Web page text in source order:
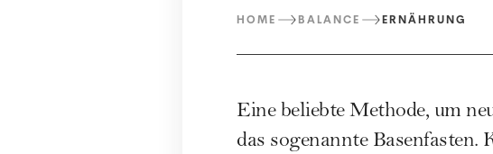
HOME BALANCE ERNÄHRUNG
Eine beliebte Methode, um
das sogenannte